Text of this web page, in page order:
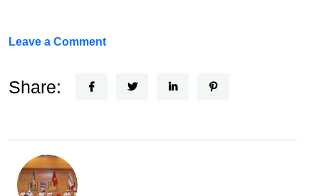
Leave a Commenton
Horizon
la
Share: